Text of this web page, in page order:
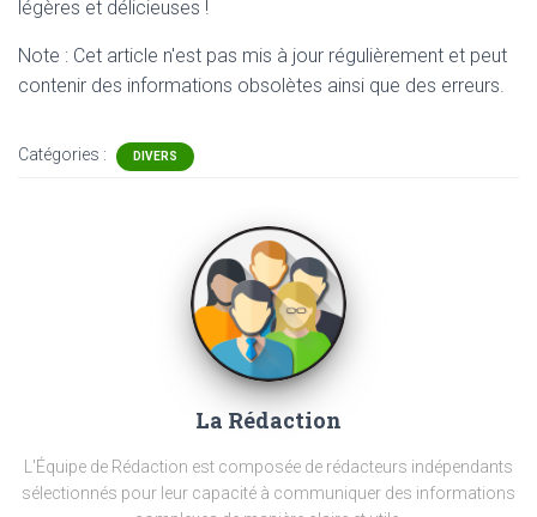
légères et délicieuses !
Note : Cet article n'est pas mis à jour régulièrement et peut
contenir des informations obsolètes ainsi que des erreurs.
Catégories : DIVERS
La Rédaction
L'Équipe de Rédaction est composée de rédacteurs indépendants
sélectionnés pour leur capacité à communiquer des informations